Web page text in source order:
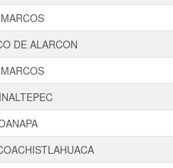
DE ALARCON